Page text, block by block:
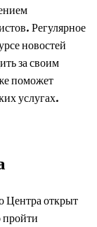
Регулярное
новостей
за своим
поможет
услугах.
Центра открыт
пройти